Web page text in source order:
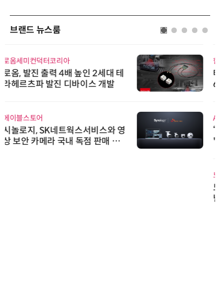
브랜드 뉴스룸
한국태양유전
태양유전, '안전·환경 보고서 202
6' 발간…2030년 SBT 수준 온실
AIPD
“특허분석도 AI와 함께”…IP산업
'AX' 시대 본격화, 지식재산처 1호